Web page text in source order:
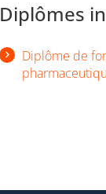
Diplômes
Diplôme de